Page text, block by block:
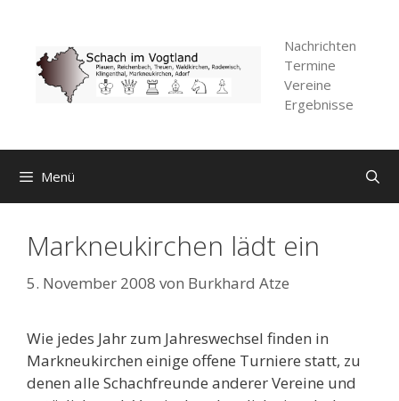
springen
Nachrichten
Termine
Vereine
Ergebnisse
Menü
Markneukirchen lädt ein
5. November 2008 von Burkhard Atze
Wie jedes Jahr zum Jahreswechsel finden in
Markneukirchen einige offene Turniere statt, zu
denen alle Schachfreunde anderer Vereine und